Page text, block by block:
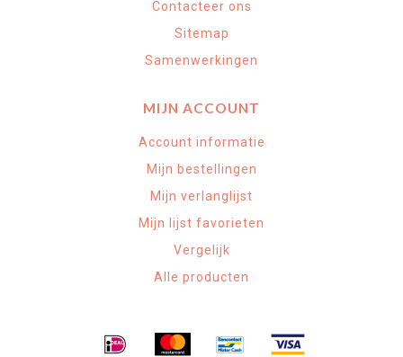
Contacteer ons
Sitemap
Samenwerkingen
MIJN ACCOUNT
Account informatie
Mijn bestellingen
Mijn verlanglijst
Mijn lijst favorieten
Vergelijk
Alle producten